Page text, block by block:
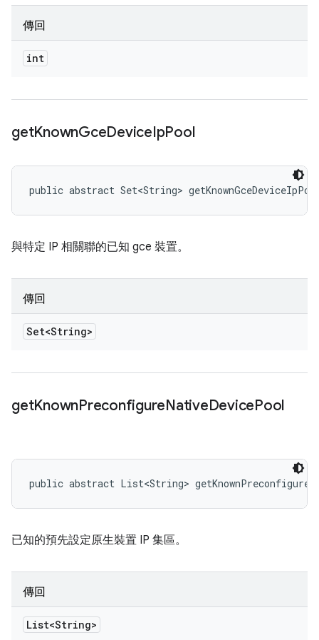
傳回
int
getKnownGceDeviceIpPool
public abstract Set<String>
與特定 IP 相關聯的已知 gce 裝置。
傳回
Set<String>
getKnownPreconfigureNativeDevicePool
public abstract List<String>
已知的預先設定原生裝置 IP 集區。
傳回
List<String>